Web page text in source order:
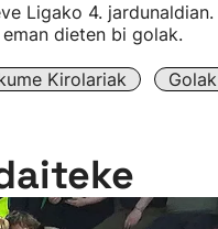
Ligako 4.
dieten bi golak.
Kirolariak Golak